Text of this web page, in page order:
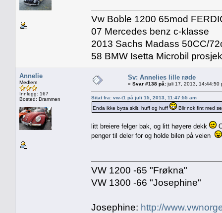
Vw Boble 1200 65mod
07 Mercedes benz c-klasse
2013 Sachs Madass 50CC/
58 BMW Isetta Microbil
Annelie
Medlem
Innlegg: 167
Bosted: Drammen
Sv: Annelies lille røde
« Svar #138 på: juli 17, 2013, 14:44:50
Sitat fra: vw-t1 på juli 15, 2013, 11:47:55 am
Enda ikke bytta skilt. huff og huff
Blir nok fint med
litt breiere felger bak, og litt høyere dekk
penger til deler for og holde bilen på veien
VW 1200 -65 "Frøkna"
VW 1300 -66 "Josephine"
Josephine: http://